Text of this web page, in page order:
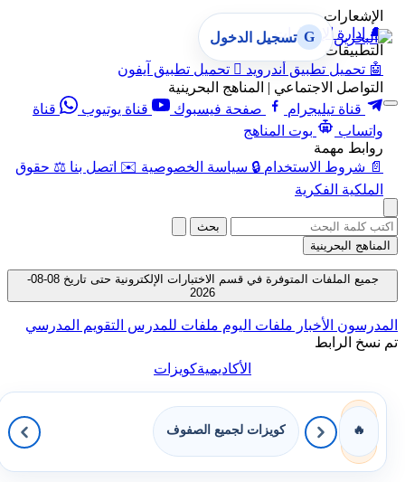
الإشعارات
🔔
إدارة الإشعارات
التطبيقات
🤖 تحميل تطبيق أندرويد  تحميل تطبيق آيفون
التواصل الاجتماعي | المناهج البحرينية
قناة تيليجرام
صفحة فيسبوك قناة يوتيوب
قناة
واتساب
بوت المناهج
روابط مهمة
📄 شروط الاستخدام 🔒 سياسة الخصوصية ✉️ اتصل بنا ⚖️ حقوق
الملكية الفكرية
G تسجيل الدخول
بحث
المناهج البحرينية
جميع الملفات المتوفرة في قسم الاختبارات الإلكترونية حتى تاريخ 08-08-
2026
المدرسون الأخبار ملفات اليوم ملفات للمدرس التقويم المدرسي
تم نسخ الرابط
الأكاديميةكويزات
🔥 كويزات لجميع الصفوف